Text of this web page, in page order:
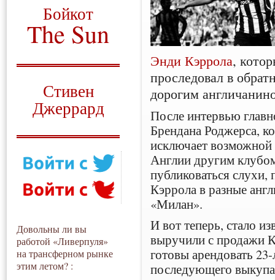
Бойкот
The Sun
Стивен
Джеррард
Довольны ли вы
работой «Ливерпуля»
на трансферном рынке
этим летом? :
Энди Кэррола,
проследовал в
дорогим
После интервью
Брендана Роджерса,
исключает
Англии другим
публиковаться
Кэррола в разные
«Милан».
И вот теперь, стало
выручили с продажи
готовы арендовать
последующего